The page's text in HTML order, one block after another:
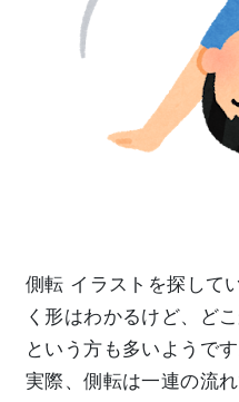
側転 イラストを探して
く形はわかるけど、ど
という方も多いようです
実際、側転は一連の流